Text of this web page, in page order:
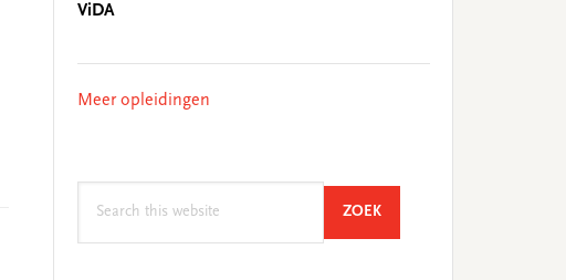
ViDA
Meer opleidingen
ZOEKSEARCH